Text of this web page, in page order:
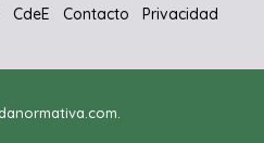
CdeE Contacto Privacidad